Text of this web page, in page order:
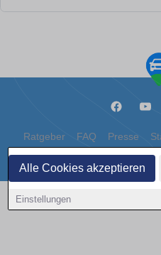
Alle Cookies akzeptieren
Einstellungen
Ratgeber FAQ Presse
Datenschutz
Copyright © 2000 - 2026 | 1A